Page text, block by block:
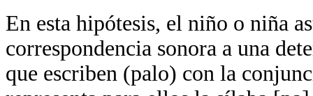
En esta hipótesis, el niño o niña
correspondencia sonora a una
que escriben (palo) con la